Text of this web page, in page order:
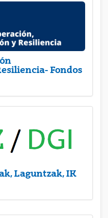
Fondos
Laguntzak, IK